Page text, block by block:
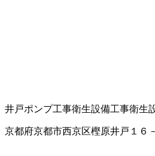
井戸ポンプ工事衛生設備工事衛生
京都府京都市西京区樫原井戸１６